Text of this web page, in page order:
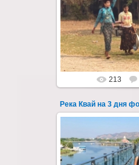
Тур на три дня из
водопады Эраван,
затопленный город
213